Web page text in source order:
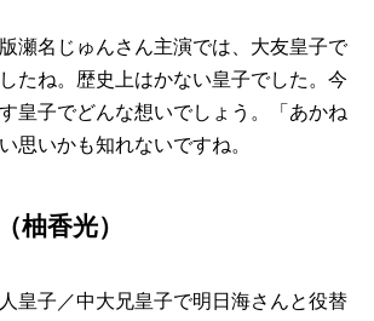
瀬名じゅんさん主演では、大友皇子で
たね。歴史上はかない皇子でした。今
皇子でどんな想いでしょう。「あかね
思いかも知れないですね。
柚香光）
皇子／中大兄皇子で明日海さんと役替